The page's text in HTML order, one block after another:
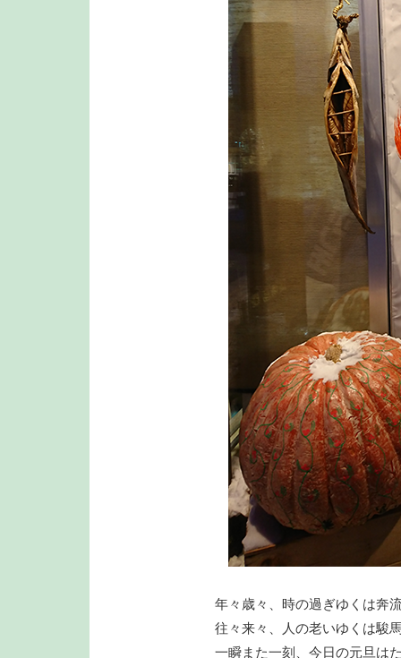
年々歳々、時の過ぎゆくは奔
往々来々、人の老いゆくは駿
一瞬また一刻、今日の元旦は